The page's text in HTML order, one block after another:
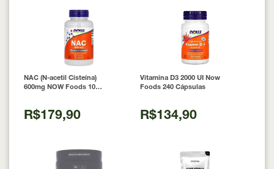
NAC (N-acetil Cisteína)
600mg NOW Foods 100
R$179,90
Vitamina D3 2000 UI Now
Foods 240 Cápsulas
R$134,90